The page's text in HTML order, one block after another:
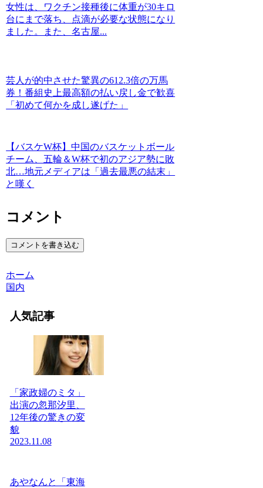
女性は、ワクチン接種後に体重が30キロ
台にまで落ち、点滴が必要な状態になり
ました。また、名古屋...
芸人が的中させた驚異の612.3倍の万馬
券！番組史上最高額の払い戻し金で歓喜
「初めて何かを成し遂げた」
【バスケW杯】中国のバスケットボール
チーム、五輪＆W杯で初のアジア勢に敗
北…地元メディアは「過去最悪の結末」
と嘆く
コメント
コメントを書き込む
ホーム
国内
人気記事
「家政婦のミタ」
出演の忽那汐里、
12年後の驚きの変
貌
2023.11.08
あやなんと「東海